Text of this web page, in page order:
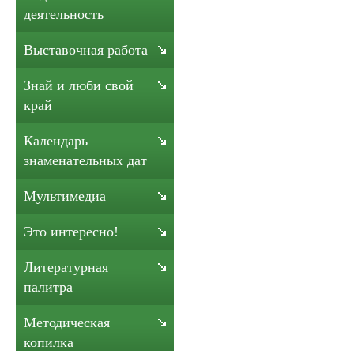
деятельность
Выставочная работа
Знай и люби свой
край
Календарь
знаменательных дат
Мультимедиа
Это интересно!
Литературная
палитра
Методическая
копилка